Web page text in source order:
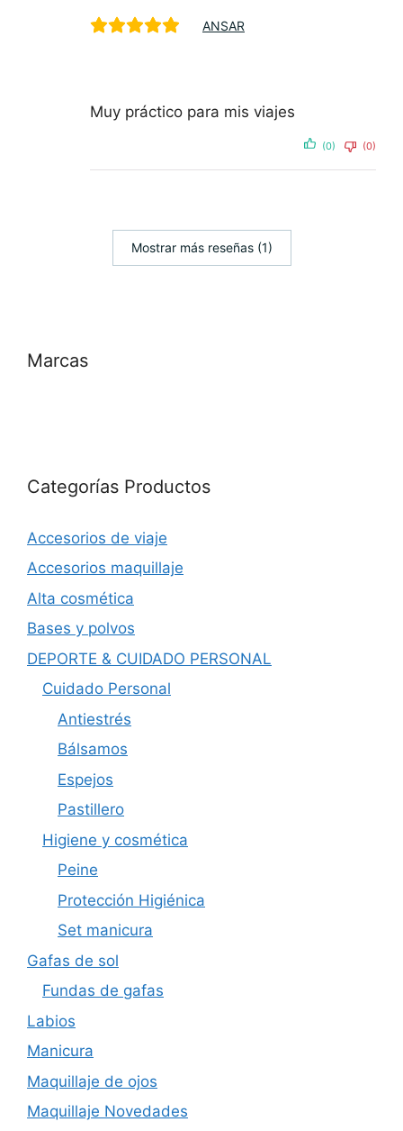
ANSAR
Muy práctico para mis viajes
(0) (0)
Mostrar más reseñas (1)
Marcas
Categorías Productos
Accesorios de viaje
Accesorios maquillaje
Alta cosmética
Bases y polvos
DEPORTE & CUIDADO PERSONAL
Cuidado Personal
Antiestrés
Bálsamos
Espejos
Pastillero
Higiene y cosmética
Peine
Protección Higiénica
Set manicura
Gafas de sol
Fundas de gafas
Labios
Manicura
Maquillaje de ojos
Maquillaje Novedades